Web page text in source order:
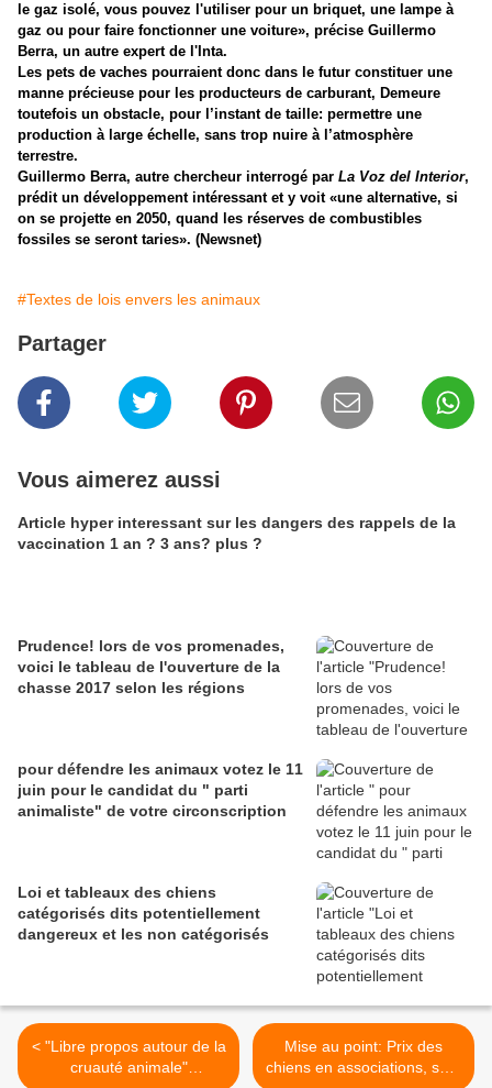
le gaz isolé, vous pouvez l'utiliser pour un briquet, une lampe à
gaz ou pour faire fonctionner une voiture», précise Guillermo
Berra, un autre expert de l'Inta.
Les pets de vaches pourraient donc dans le futur constituer une
manne précieuse pour les producteurs de carburant, Demeure
toutefois un obstacle, pour l’instant de taille: permettre une
production à large échelle, sans trop nuire à l’atmosphère
terrestre.
Guillermo Berra, autre chercheur interrogé par La Voz del Interior,
prédit un développement intéressant et y voit «une alternative, si
on se projette en 2050, quand les réserves de combustibles
fossiles se seront taries». (Newsnet)
#Textes de lois envers les animaux
Partager
Vous aimerez aussi
Article hyper interessant sur les dangers des rappels de la
vaccination 1 an ? 3 ans? plus ?
Prudence! lors de vos promenades,
voici le tableau de l'ouverture de la
chasse 2017 selon les régions
pour défendre les animaux votez le 11
juin pour le candidat du " parti
animaliste" de votre circonscription
Loi et tableaux des chiens
catégorisés dits potentiellement
dangereux et les non catégorisés
< "Libre propos autour de la
cruauté animale"
Mise au point: Prix des
chiens en associations, sauf